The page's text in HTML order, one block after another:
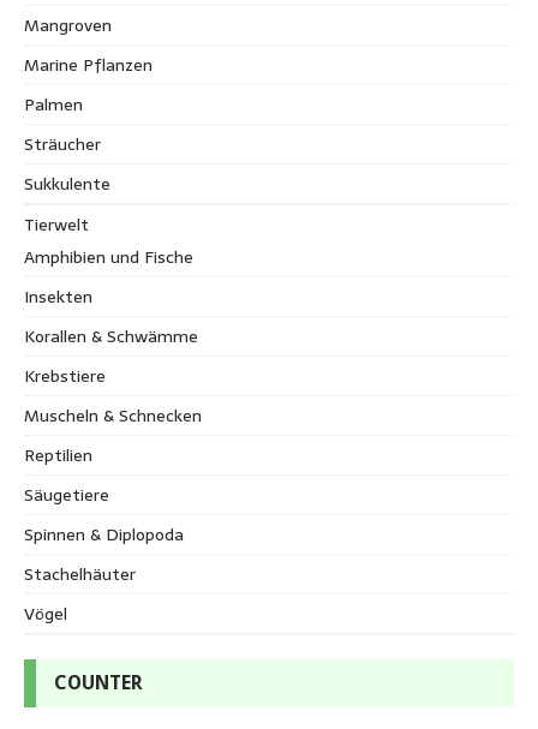
Mangroven
Marine Pflanzen
Palmen
Sträucher
Sukkulente
Tierwelt
Amphibien und Fische
Insekten
Korallen & Schwämme
Krebstiere
Muscheln & Schnecken
Reptilien
Säugetiere
Spinnen & Diplopoda
Stachelhäuter
Vögel
COUNTER